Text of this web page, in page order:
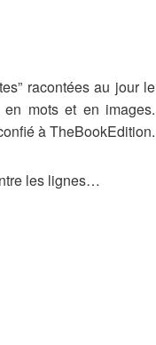
racontées au jour le
mots et en images.
à TheBookEdition.
les lignes…